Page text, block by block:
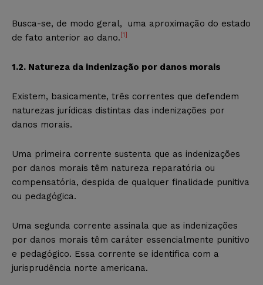
Busca-se, de modo geral, uma aproximação do estado
de fato anterior ao dano. [1]
1.2. Natureza da indenização por danos morais
Existem, basicamente, três correntes que defendem
naturezas jurídicas distintas das indenizações por
danos morais.
Uma primeira corrente sustenta que as indenizações
por danos morais têm natureza reparatória ou
compensatória, despida de qualquer finalidade punitiva
ou pedagógica.
Uma segunda corrente assinala que as indenizações
por danos morais têm caráter essencialmente punitivo
e pedagógico. Essa corrente se identifica com a
jurisprudência norte americana.